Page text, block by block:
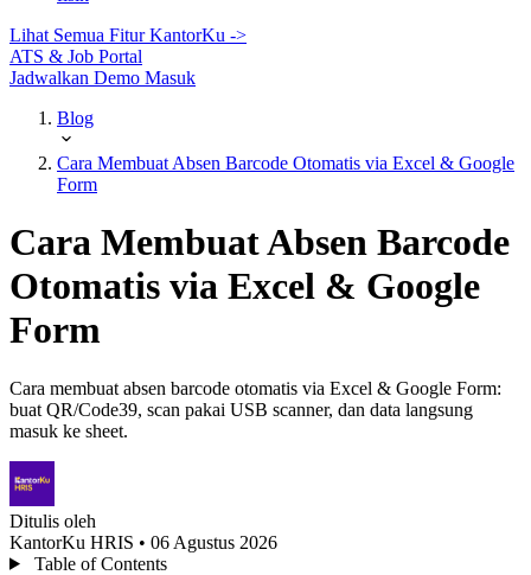
Lihat Semua Fitur KantorKu ->
ATS & Job Portal
Jadwalkan Demo Masuk
Blog
Cara Membuat Absen Barcode Otomatis via Excel & Google
Form
Cara Membuat Absen Barcode
Otomatis via Excel & Google
Form
Cara membuat absen barcode otomatis via Excel & Google Form:
buat QR/Code39, scan pakai USB scanner, dan data langsung
masuk ke sheet.
Ditulis oleh
KantorKu HRIS • 06 Agustus 2026
Table of Contents